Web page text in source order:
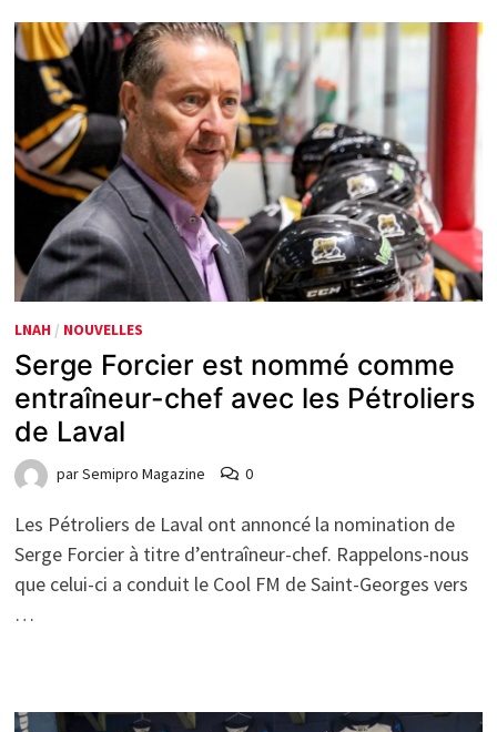
LNAH / NOUVELLES
Serge Forcier est nommé comme
entraîneur-chef avec les Pétroliers
de Laval
parSemipro Magazine 0
Les Pétroliers de Laval ont annoncé la nomination de
Serge Forcier à titre d’entraîneur-chef. Rappelons-nous
que celui-ci a conduit le Cool FM de Saint-Georges vers
…